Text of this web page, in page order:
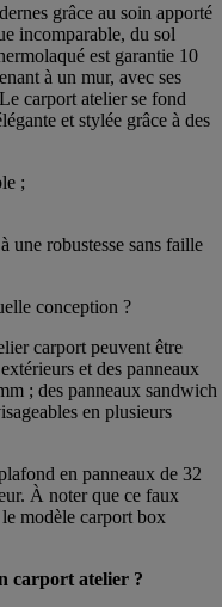
grâce au soin apporté
incomparable, du sol
est garantie 10
à un mur, avec ses
carport atelier se fond
et stylée grâce à des
;
une robustesse sans faille
conception ?
carport peuvent être
et des panneaux
; des panneaux sandwich
en plusieurs
en panneaux de 32
À noter que ce faux
modèle carport box
carport atelier ?